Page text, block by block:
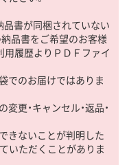
品書が同梱されていない
品書をご希望のお客様
用履歴よりＰＤＦファイ
でのお届けではありま
更・キャンセル・返品・
きないことが判明した
いただくことがありま